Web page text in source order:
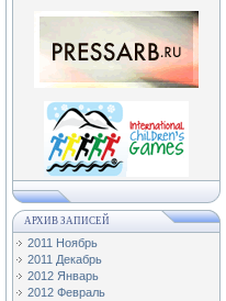
АРХИВ ЗАПИСЕЙ
2011 Ноябрь
2011 Декабрь
2012 Январь
2012 Февраль